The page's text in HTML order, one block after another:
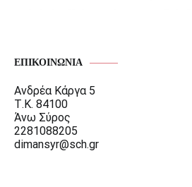
ΕΠΙΚΟΙΝΩΝΊΑ
Ανδρέα Κάργα 5
Τ.Κ. 84100
Άνω Σύρος
2281088205
dimansyr@sch.gr